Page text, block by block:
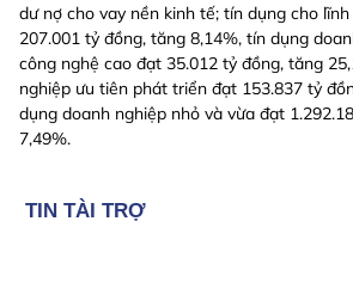
dư nợ cho vay nền kinh tế; tín dụng cho
207.001 tỷ đồng, tăng 8,14%, tín dụng
công nghệ cao đạt 35.012 tỷ đồng, tăng
nghiệp ưu tiên phát triển đạt 153.837 tỷ
dụng doanh nghiệp nhỏ và vừa đạt
7,49%.